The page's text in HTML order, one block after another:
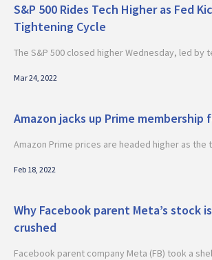
S&P 500 Rides Tech Higher as Fed
Tightening Cycle
The S&P 500 closed higher Wednesday, led by
Mar 24, 2022
Amazon jacks up Prime membership
Amazon Prime prices are headed higher as the
Feb 18, 2022
Why Facebook parent Meta’s stock
crushed
Facebook parent company Meta (FB) took a